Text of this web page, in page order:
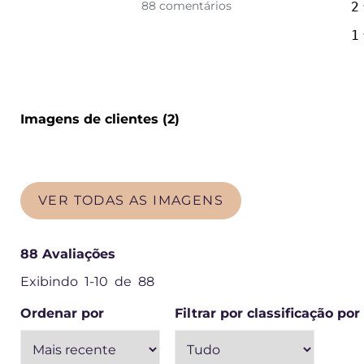
88 comentários
2
1
Pular
para
resenhas
Imagens de clientes (2)
88 Avaliações